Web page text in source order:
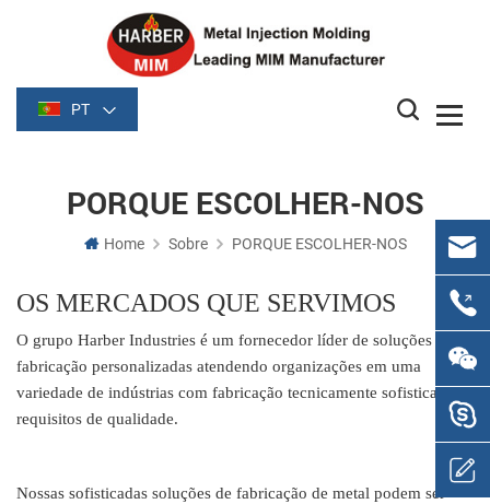
PT
PORQUE ESCOLHER-NOS
Home Sobre PORQUE ESCOLHER-NOS
OS MERCADOS QUE SERVIMOS
O grupo Harber Industries é um fornecedor líder de soluções de
fabricação personalizadas atendendo organizações em uma
variedade de indústrias com fabricação tecnicamente sofisticada e
requisitos de qualidade.
Nossas sofisticadas soluções de fabricação de metal podem ser